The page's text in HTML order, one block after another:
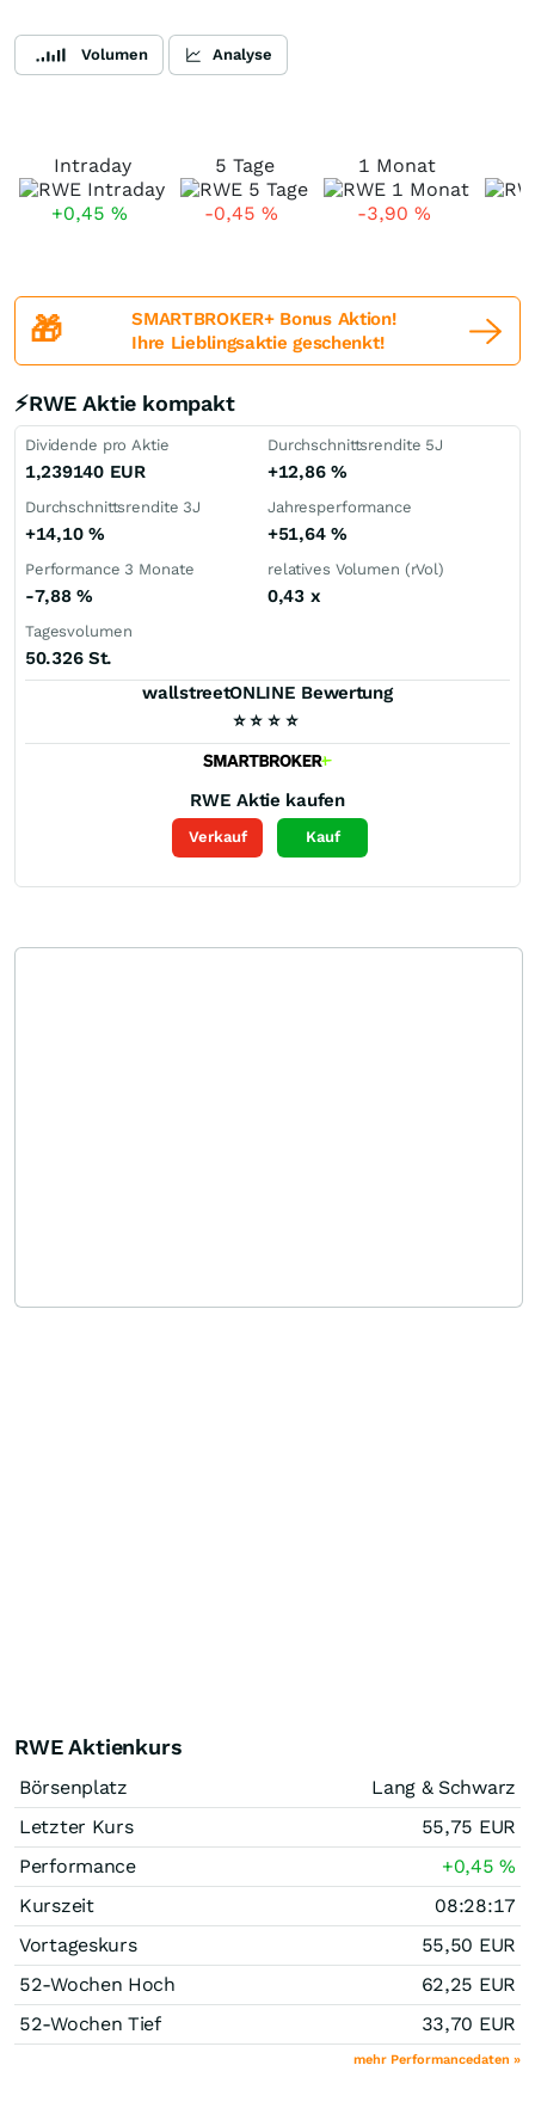
Volumen Analyse
Intraday
+0,45 %
5 Tage
-0,45 %
1 Monat
-3,90 %
🎁
SMARTBROKER+ Bonus Aktion!
Ihre Lieblingsaktie geschenkt!
⚡RWE Aktie kompakt
Dividende pro Aktie
1,239140 EUR
Durchschnittsrendite 5J
+12,86 %
Durchschnittsrendite 3J
+14,10 %
Jahresperformance
+51,64 %
Performance 3 Monate
-7,88%
relatives Volumen (rVol)
0,43 x
Tagesvolumen
50.326 St.
wallstreetONLINE Bewertung
⭐ ⭐ ⭐ ⭐
RWE Aktie kaufen
Verkauf Kauf
RWE Aktienkurs
Börsenplatz
Lang & Schwarz
Letzter Kurs
55,75 EUR
Performance
+0,45%
Kurszeit
08:28:17
Vortageskurs
55,50 EUR
52-Wochen Hoch
62,25 EUR
52-Wochen Tief
33,70 EUR
mehr Performancedaten »